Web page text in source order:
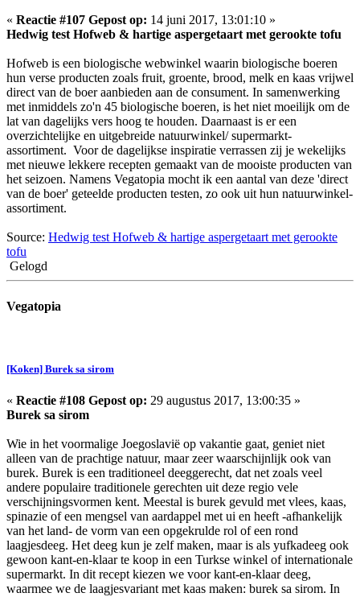
« Reactie #107 Gepost op: 14 juni 2017, 13:01:10 »
Hedwig test Hofweb & hartige aspergetaart met gerookte tofu
Hofweb is een biologische webwinkel waarin biologische boeren
hun verse producten zoals fruit, groente, brood, melk en kaas vrijwel
direct van de boer aanbieden aan de consument. In samenwerking
met inmiddels zo'n 45 biologische boeren, is het niet moeilijk om de
lat van dagelijks vers hoog te houden. Daarnaast is er een
overzichtelijke en uitgebreide natuurwinkel/ supermarkt-
assortiment. Voor de dagelijkse inspiratie verrassen zij je wekelijks
met nieuwe lekkere recepten gemaakt van de mooiste producten van
het seizoen. Namens Vegatopia mocht ik een aantal van deze 'direct
van de boer' geteelde producten testen, zo ook uit hun natuurwinkel-
assortiment.
Source: Hedwig test Hofweb & hartige aspergetaart met gerookte
tofu
Gelogd
Vegatopia
[Koken] Burek sa sirom
« Reactie #108 Gepost op: 29 augustus 2017, 13:00:35 »
Burek sa sirom
Wie in het voormalige Joegoslavië op vakantie gaat, geniet niet
alleen van de prachtige natuur, maar zeer waarschijnlijk ook van
burek. Burek is een traditioneel deeggerecht, dat net zoals veel
andere populaire traditionele gerechten uit deze regio vele
verschijningsvormen kent. Meestal is burek gevuld met vlees, kaas,
spinazie of een mengsel van aardappel met ui en heeft -afhankelijk
van het land- de vorm van een opgekrulde rol of een rond
laagjesdeeg. Het deeg kun je zelf maken, maar is als yufkadeeg ook
gewoon kant-en-klaar te koop in een Turkse winkel of internationale
supermarkt. In dit recept kiezen we voor kant-en-klaar deeg,
waarmee we de laagjesvariant met kaas maken: burek sa sirom. In